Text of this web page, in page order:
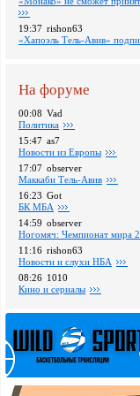
19:37 rishon63
«Хапоэль Тель-Авив»
На форуме
00:08 Vad
Политика
15:47 as7
Новости из Европы
17:07 observer
Маккаби Тель-Авив
16:23 Got
БК МБА
14:59 observer
Ногомяч: Чемпионат мира
11:16 rishon63
Новости и слухи НБА
08:26 1010
Кино и сериалы